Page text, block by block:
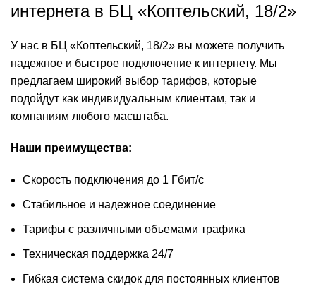
интернета в БЦ «Коптельский, 18/2»
У нас в БЦ «Коптельский, 18/2» вы можете получить
надежное и быстрое подключение к интернету. Мы
предлагаем широкий выбор тарифов, которые
подойдут как индивидуальным клиентам, так и
компаниям любого масштаба.
Наши преимущества:
Скорость подключения до 1 Гбит/с
Стабильное и надежное соединение
Тарифы с различными объемами трафика
Техническая поддержка 24/7
Гибкая система скидок для постоянных клиентов